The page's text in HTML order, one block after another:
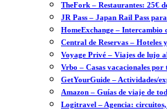
TheFork – Restaurantes: 25€
JR Pass – Japan Rail Pass
HomeExchange – Intercambio
Central de Reservas – Hoteles
Voyage Privé – Viajes de lujo
Vrbo – Casas vacacionales por
GetYourGuide – Actividades/
Amazon – Guías de viaje de
Logitravel – Agencia: